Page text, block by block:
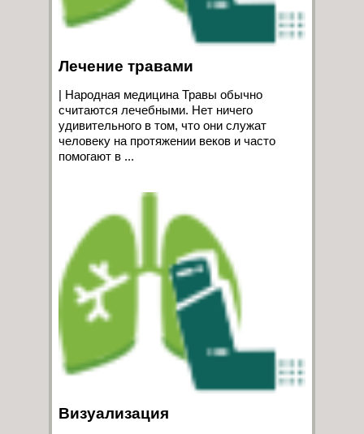
Лечение травами
| Народная медицина Травы обычно
считаются лечебными. Нет ничего
удивительного в том, что они служат
человеку на протяжении веков и часто
помогают в ...
Визуализация